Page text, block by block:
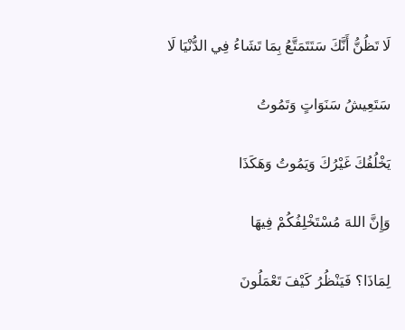
لَا تَظُنُّ أَنَّكَ سَتَتَمَتَّعُ بِمَا تَشَاءُ فِي الدُّنْيَا لَا
سَتَعِيشُ سَنَوَاتٍ وَتَمُوتُ
يَخْلُفُكَ غَيْرُكَ وَيَمُوتُ وَهَكَذَا
وَإِنَّ اللهَ مُسْتَخْلِفُكُمْ فِيهَا
لِمَاذَا؟ فَيَنْظُرُ كَيْفَ تَعْمَلُونَ